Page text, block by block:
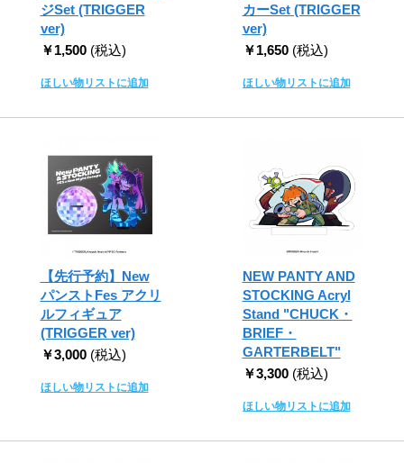
ジSet (TRIGGER
ver)
￥1,500 (税込)
ほしい物リストに追加
カーSet (TRIGGER
ver)
￥1,650 (税込)
ほしい物リストに追加
【先行予約】New
パンストFes アクリ
ルフィギュア
(TRIGGER ver)
￥3,000 (税込)
ほしい物リストに追加
NEW PANTY AND
STOCKING Acryl
Stand "CHUCK・
BRIEF・
GARTERBELT"
￥3,300 (税込)
ほしい物リストに追加